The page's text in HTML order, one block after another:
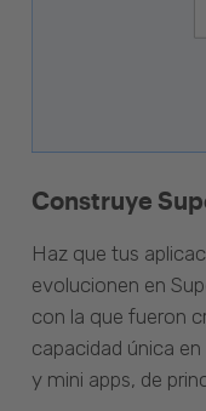
Construye
Haz que tus
evolucionen en
con la que fueron
capacidad única
y mini apps, de